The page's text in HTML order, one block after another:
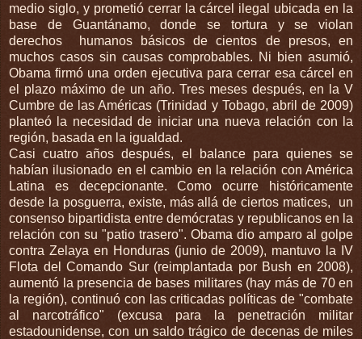
medio siglo, y prometió cerrar la cárcel ilegal ubicada en la
base de Guantánamo, donde se tortura y se violan
derechos humanos básicos de cientos de presos, en
muchos casos sin causas comprobables. Ni bien asumió,
Obama firmó una orden ejecutiva para cerrar esa cárcel en
el plazo máximo de un año. Tres meses después, en la V
Cumbre de las Américas (Trinidad y Tobago, abril de 2009)
planteó la necesidad de iniciar una nueva relación con la
región, basada en la igualdad.
Casi cuatro años después, el balance para quienes se
habían ilusionado en el cambio en la relación con América
Latina es decepcionante. Como ocurre históricamente
desde la posguerra, existe, más allá de ciertos matices, un
consenso bipartidista entre demócratas y republicanos en la
relación con su "patio trasero". Obama dio amparo al golpe
contra Zelaya en Honduras (junio de 2009), mantuvo la IV
Flota del Comando Sur (reimplantada por Bush en 2008),
aumentó la presencia de bases militares (hay más de 70 en
la región), continuó con las criticadas políticas de "combate
al narcotráfico" (excusa para la penetración militar
estadounidense, con un saldo trágico de decenas de miles